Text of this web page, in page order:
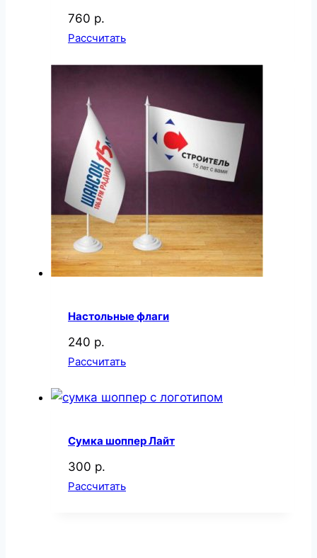
760 р.
Рассчитать
Настольные флаги
240 р.
Рассчитать
Сумка шоппер Лайт
300 р.
Рассчитать